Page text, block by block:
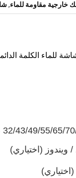
مقاومة للماء,
للماء الكلمة
(اختياري)